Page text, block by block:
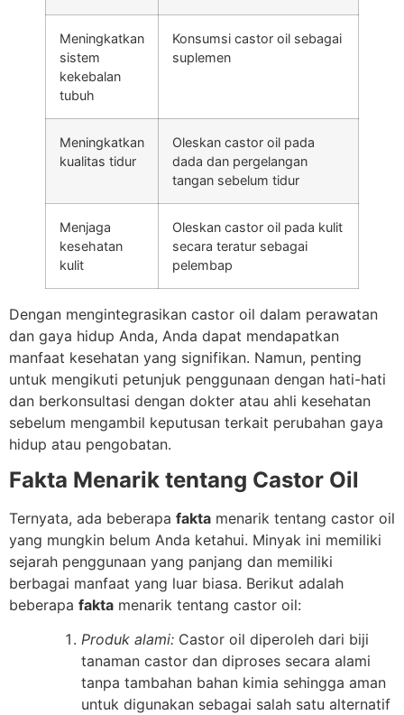
Meningkatkan
sistem
kekebalan
tubuh
Konsumsi castor oil sebagai
suplemen
Meningkatkan
kualitas tidur
Oleskan castor oil pada
dada dan pergelangan
tangan sebelum tidur
Menjaga
kesehatan
kulit
Oleskan castor oil pada kulit
secara teratur sebagai
pelembap
Dengan mengintegrasikan castor oil dalam perawatan
dan gaya hidup Anda, Anda dapat mendapatkan
manfaat kesehatan yang signifikan. Namun, penting
untuk mengikuti petunjuk penggunaan dengan hati-hati
dan berkonsultasi dengan dokter atau ahli kesehatan
sebelum mengambil keputusan terkait perubahan gaya
hidup atau pengobatan.
Fakta Menarik tentang Castor Oil
Ternyata, ada beberapa fakta menarik tentang castor oil
yang mungkin belum Anda ketahui. Minyak ini memiliki
sejarah penggunaan yang panjang dan memiliki
berbagai manfaat yang luar biasa. Berikut adalah
beberapa fakta menarik tentang castor oil:
Produk alami: Castor oil diperoleh dari biji
tanaman castor dan diproses secara alami
tanpa tambahan bahan kimia sehingga aman
untuk digunakan sebagai salah satu alternatif